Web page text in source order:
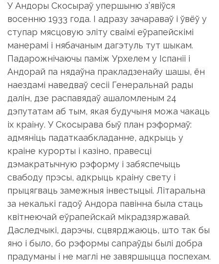
ступар мясцовую эліту сваімі еўрапейскімі
манерамі і нябачаным дагэтуль тут шыкам.
Падарожнічаючы паміж Урхелем у Іспаніі і
Андорай па нядаўна пракладзенайу шашы, ён
наездамі наведваў сесіі Генеральнай рады
далін, дзе распавядаў ашаломленым 24
дэпутатам аб тым, якая будучыня можа чакаць
іх краіну. У Скосырава быў план рэформаў:
адмяніць падаткаабкладанне, адкрыць у
краіне курорты і казіно, правесці
дэмакратычную рэформу і забяспечыць
свабоду прэсы, адкрыць краіну свету і
прыцягваць замежныя інвестыцыі. Літаральна
за некалькі гадоў Андора павінна была стаць
квітнеючай еўрапейскай мікрадзяржавай.
Даследчыкі, дарэчы, сцвярджаюць, што так бы
яно і было, бо рэформы сапраўды былі добра
прадуманы і не маглі не завяршыцца поспехам.
Канчатковы план рэформаў у пісьмовым
выглядзе быў прадстаўлены парламенту 17